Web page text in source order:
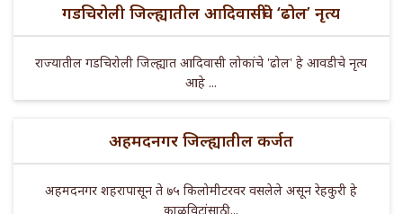
गडचिरोली जिल्ह्यातील आदिवासींचे ‘ढोल’ नृत्य
राज्यातील गडचिरोली जिल्ह्यात आदिवासी लोकांचे 'ढोल' हे आवडीचे नृत्य
आहे ...
अहमदनगर जिल्ह्यातील कर्जत
अहमदनगर शहरापासून ते ७५ किलोमीटरवर वसलेले असून रेहकुरी हे
काळविटांसाठी ...